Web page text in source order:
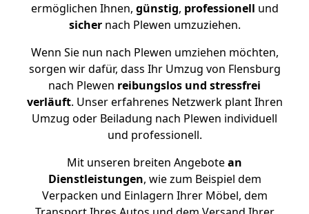
ermöglichen Ihnen, günstig, professionell und
sichernach Plewen umzuziehen.
Wenn Sie nun nach Plewen umziehen möchten,
sorgen wir dafür, dass Ihr Umzug von Flensburg
nach Plewen reibungslos und stressfrei
verläuft. Unser erfahrenes Netzwerk plant Ihren
Umzug oder Beiladung nach Plewen individuell
und professionell.
Mit unseren breiten Angebotean
Dienstleistungen, wie zum Beispiel dem
Verpacken und Einlagern Ihrer Möbel, dem